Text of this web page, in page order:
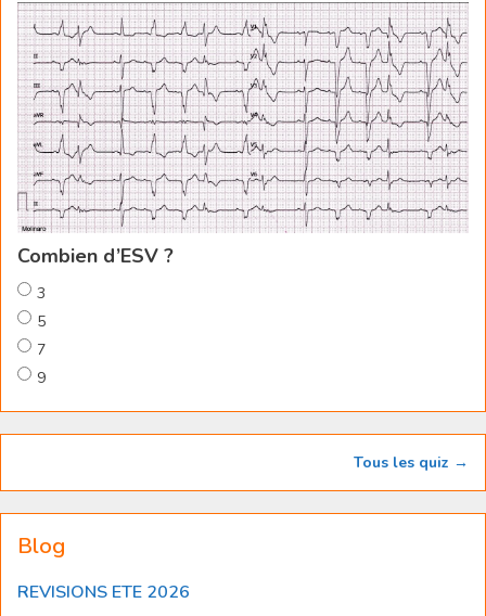
Combien d’ESV ?
3
5
7
9
Tous les quiz →
Blog
REVISIONS ETE 2026